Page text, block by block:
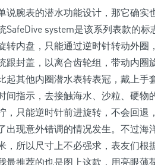
说腕表的潜水功能设计，那它确实
system是该系列表款的
转内盘，只能通过逆时针转动外圈
跟封盖，以离合齿轮组，带动内圈
起其他内圈潜水表转表冠，戴上手
间指示，去接触海水、沙粒、硬物
，只能逆时针前进旋转，不会回退
出现意外错调的情况发生。不过海
，所以尺寸上不必强求，表友们根
推荐的也是图上这款，用亮眼薄